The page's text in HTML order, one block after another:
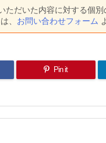
ただいた内容に対する個
は、 お問い合わせフォーム
Pin it